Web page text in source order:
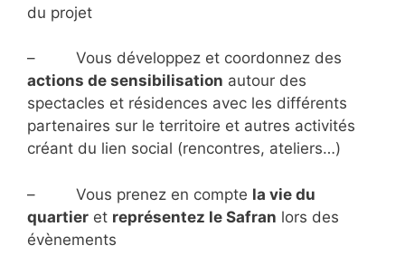
du projet
– Vous développez et coordonnez des
actions de sensibilisation autour des
spectacles et résidences avec les différents
partenaires sur le territoire et autres activités
créant du lien social (rencontres, ateliers…)
– Vous prenez en compte la vie du
quartier et représentez le Safran lors des
évènements